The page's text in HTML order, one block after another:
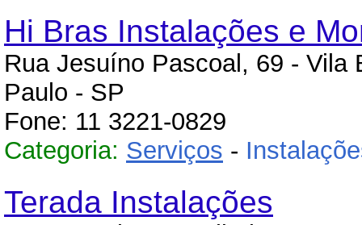
Hi Bras Instalações e
Rua Jesuíno Pascoal, 69 - Vila
Paulo - SP
Fone: 11 3221-0829
Categoria: Serviços -
Terada Instalações